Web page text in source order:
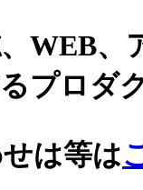
WEB、
プロダ
は等は